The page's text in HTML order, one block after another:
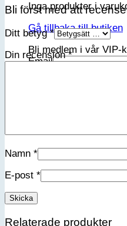
Inga produkter i
Gå tillbaka till butiken
Bli medlem i vår VIP-
Email
Bli först med att
Ditt betyg*
Din recension*
Namn *
E-post *
Relaterade produkter